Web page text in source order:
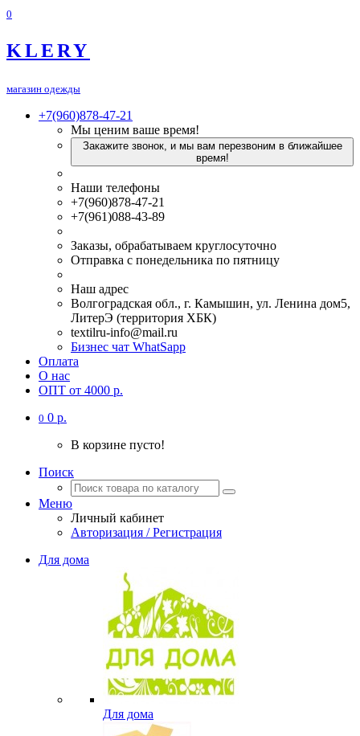
0
KLERY
магазин одежды
+7(960)878-47-21
Мы ценим ваше время!
Закажите звонок, и мы вам перезвоним в ближайшее
время!
Наши телефоны
+7(960)878-47-21
+7(961)088-43-89
Заказы, обрабатываем круглосуточно
Отправка с понедельника по пятницу
Наш адрес
Волгоградская обл., г. Камышин, ул. Ленина дом5,
ЛитерЭ (территория ХБК)
textilru-info@mail.ru
Бизнес чат WhatSapp
Оплата
О нас
ОПТ от 4000 р.
0 0 р.
В корзине пусто!
Поиск
Меню
Личный кабинет
Авторизация / Регистрация
Для дома
Для дома